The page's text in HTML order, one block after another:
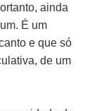
ainda
É um
e que só
de um